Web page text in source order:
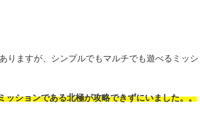
りますが、シンプルでもマルチでも遊べるミッシ
ッションである北極が攻略できずにいました。。